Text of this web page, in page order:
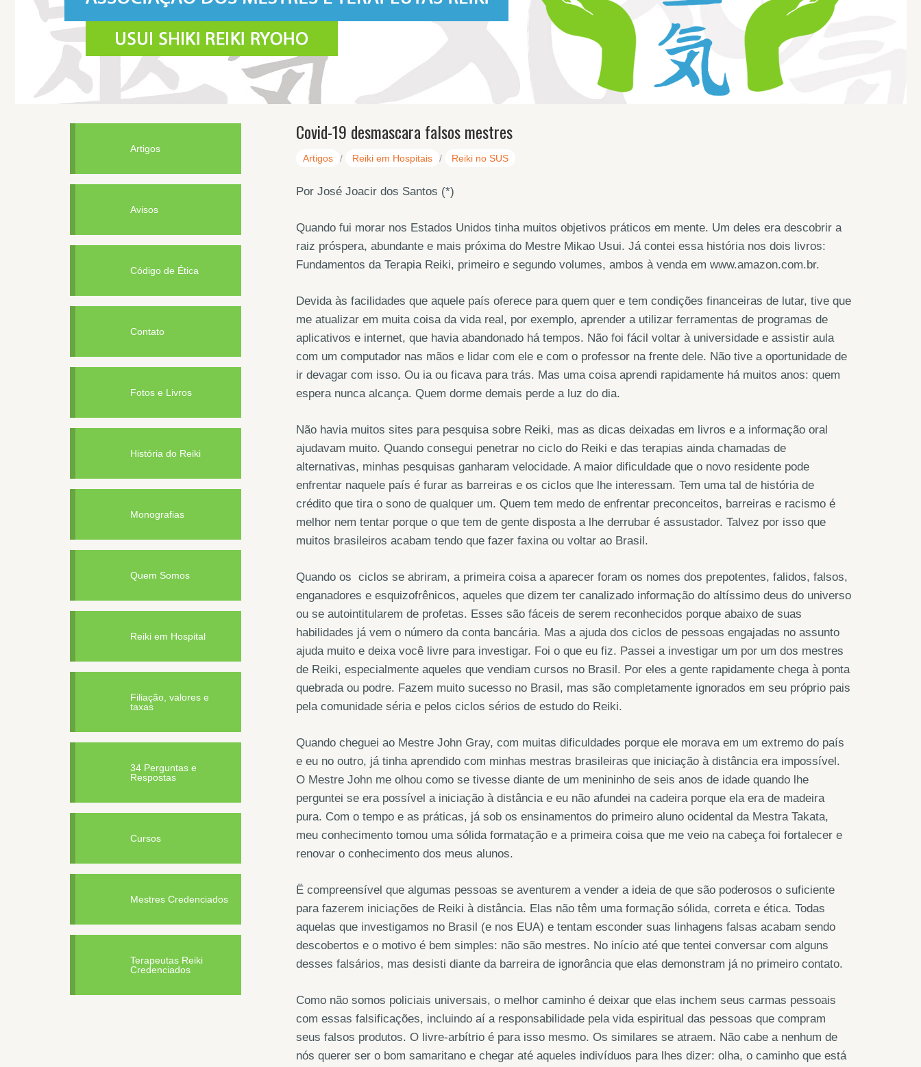
Covid-19 desmascara falsos mestres
Artigos / Reiki em Hospitais / Reiki no SUS
Por José Joacir dos Santos (*)
Quando fui morar nos Estados Unidos tinha muitos objetivos práticos em mente. Um deles era descobrir a
raiz próspera, abundante e mais próxima do Mestre Mikao Usui. Já contei essa história nos dois livros:
Fundamentos da Terapia Reiki, primeiro e segundo volumes, ambos à venda em www.amazon.com.br.
Devida às facilidades que aquele país oferece para quem quer e tem condições financeiras de lutar, tive que
me atualizar em muita coisa da vida real, por exemplo, aprender a utilizar ferramentas de programas de
aplicativos e internet, que havia abandonado há tempos. Não foi fácil voltar à universidade e assistir aula
com um computador nas mãos e lidar com ele e com o professor na frente dele. Não tive a oportunidade de
ir devagar com isso. Ou ia ou ficava para trás. Mas uma coisa aprendi rapidamente há muitos anos: quem
espera nunca alcança. Quem dorme demais perde a luz do dia.
Não havia muitos sites para pesquisa sobre Reiki, mas as dicas deixadas em livros e a informação oral
ajudavam muito. Quando consegui penetrar no ciclo do Reiki e das terapias ainda chamadas de
alternativas, minhas pesquisas ganharam velocidade. A maior dificuldade que o novo residente pode
enfrentar naquele país é furar as barreiras e os ciclos que lhe interessam. Tem uma tal de história de
crédito que tira o sono de qualquer um. Quem tem medo de enfrentar preconceitos, barreiras e racismo é
melhor nem tentar porque o que tem de gente disposta a lhe derrubar é assustador. Talvez por isso que
muitos brasileiros acabam tendo que fazer faxina ou voltar ao Brasil.
Quando os ciclos se abriram, a primeira coisa a aparecer foram os nomes dos prepotentes, falidos, falsos,
enganadores e esquizofrênicos, aqueles que dizem ter canalizado informação do altíssimo deus do universo
ou se autointitularem de profetas. Esses são fáceis de serem reconhecidos porque abaixo de suas
habilidades já vem o número da conta bancária. Mas a ajuda dos ciclos de pessoas engajadas no assunto
ajuda muito e deixa você livre para investigar. Foi o que eu fiz. Passei a investigar um por um dos mestres
de Reiki, especialmente aqueles que vendiam cursos no Brasil. Por eles a gente rapidamente chega à ponta
quebrada ou podre. Fazem muito sucesso no Brasil, mas são completamente ignorados em seu próprio pais
pela comunidade séria e pelos ciclos sérios de estudo do Reiki.
Quando cheguei ao Mestre John Gray, com muitas dificuldades porque ele morava em um extremo do país
e eu no outro, já tinha aprendido com minhas mestras brasileiras que iniciação à distância era impossível.
O Mestre John me olhou como se tivesse diante de um menininho de seis anos de idade quando lhe
perguntei se era possível a iniciação à distância e eu não afundei na cadeira porque ela era de madeira
pura. Com o tempo e as práticas, já sob os ensinamentos do primeiro aluno ocidental da Mestra Takata,
meu conhecimento tomou uma sólida formatação e a primeira coisa que me veio na cabeça foi fortalecer e
renovar o conhecimento dos meus alunos.
Ë compreensível que algumas pessoas se aventurem a vender a ideia de que são poderosos o suficiente
para fazerem iniciações de Reiki à distância. Elas não têm uma formação sólida, correta e ética. Todas
aquelas que investigamos no Brasil (e nos EUA) e tentam esconder suas linhagens falsas acabam sendo
descobertos e o motivo é bem simples: não são mestres. No início até que tentei conversar com alguns
desses falsários, mas desisti diante da barreira de ignorância que elas demonstram já no primeiro contato.
Como não somos policiais universais, o melhor caminho é deixar que elas inchem seus carmas pessoais
com essas falsificações, incluindo aí a responsabilidade pela vida espiritual das pessoas que compram
seus falsos produtos. O livre-arbítrio é para isso mesmo. Os similares se atraem. Não cabe a nenhum de
nós querer ser o bom samaritano e chegar até aqueles indivíduos para lhes dizer: olha, o caminho que está
Artigos
Avisos
Código de Ética
Contato
Fotos e Livros
História do Reiki
Monografias
Quem Somos
Reiki em Hospital
Filiação, valores e
taxas
34 Perguntas e
Respostas
Cursos
Mestres Credenciados
Terapeutas Reiki
Credenciados